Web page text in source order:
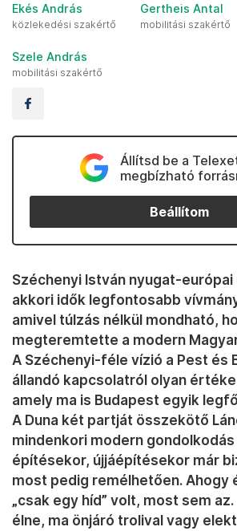
Ekés András
közlekedési szakértő
Gertheis Antal
mobilitási szakértő
Szele András
mobilitási szakértő
Állítsd be a
megbízható
Beállítom
Széchenyi István nyugat-európai
akkori idők legfontosabb
amivel túlzás nélkül mondható,
megteremtette a modern
A Széchenyi-féle vízió a Pest és
állandó kapcsolatról olyan
amely ma is Budapest egyik
A Duna két partját összekötő
mindenkori modern gondolkodás
építésekor, újjáépítésekor már
most pedig remélhetően. Ahogy
„csak egy híd” volt, most sem
élne, ma önjáró trolival vagy